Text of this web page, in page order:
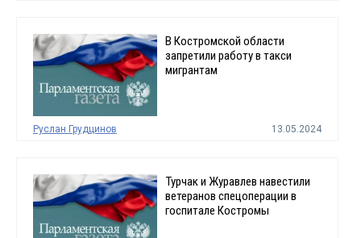
В Костромской области
запретили работу в такси
мигрантам
Руслан Грудцинов 13.05.2024
Турчак и Журавлев навестили
ветеранов спецоперации в
госпитале Костромы